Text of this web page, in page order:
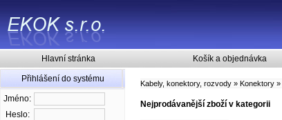
Hlavní stránka Košík a objednávka
Přihlášení do systému
Jméno:
Heslo:
Kabely, konektory, rozvody » Konektory »
Nejprodávanější zboží v kategorii